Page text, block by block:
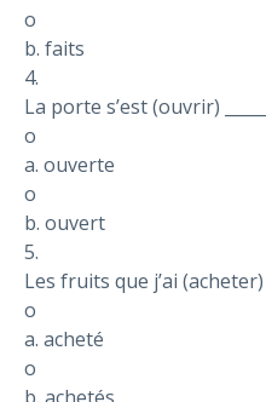
o
b. faits
4.
La porte s’est (ouvrir)
o
a. ouverte
o
b. ouvert
5.
Les fruits que j’ai (acheter)
o
a. acheté
o